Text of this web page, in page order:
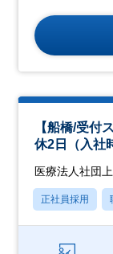
【船橋/受付
休2日（入社
医療法人社団
正社員採用